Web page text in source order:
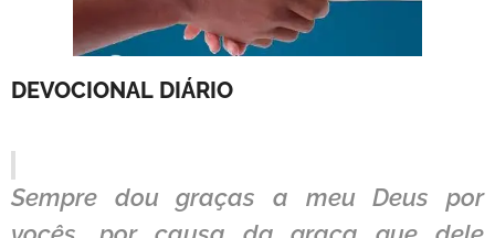
DEVOCIONAL DIÁRIO
Sempre dou graças a meu Deus por